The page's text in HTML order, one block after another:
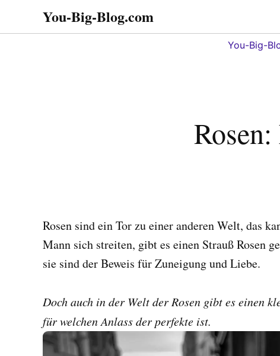
You-Big-Blog.com
Alles in einem. Tipps,
Tricks
You-Big-
Rosen sind ein Tor zu einer anderen Welt, das
Mann sich streiten, gibt es einen Strauß Rosen
sie sind der Beweis für Zuneigung und Liebe.
Doch auch in der Welt der Rosen gibt es einen
für welchen Anlass der perfekte ist.